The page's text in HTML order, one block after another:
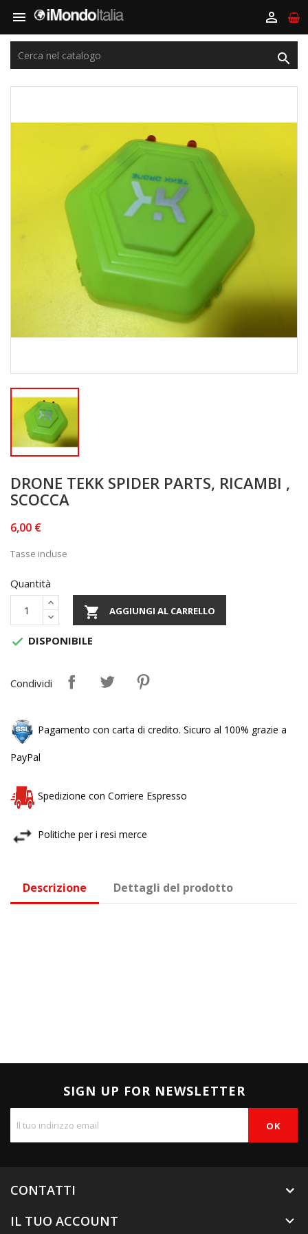
 

DRONE TEKK SPIDER PARTS, RICAMBI ,
SCOCCA
6,00 €
Tasse incluse
Quantità
 AGGIUNGI AL CARRELLO
 DISPONIBILE
Condividi
Pagamento con carta di credito. Sicuro al 100% grazie a
PayPal
Spedizione con Corriere Espresso
Politiche per i resi merce
Descrizione Dettagli del prodotto
SIGN UP FOR NEWSLETTER
CONTATTI
IL TUO ACCOUNT
